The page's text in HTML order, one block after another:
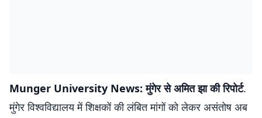
Munger University News: मुंगेर से अमित झा की रिपोर्ट.
मुंगेर विश्वविद्यालय में शिक्षकों की लंबित मांगों को लेकर असंतोष अब